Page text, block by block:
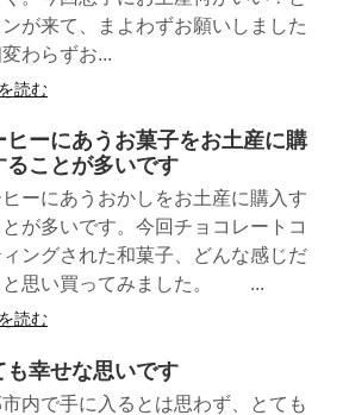
が来て、まよわずお願いしました
わらずお...
読む
ヒーにあうお菓子をお土産に購
ることが多いです
ヒーにあうおかしをお土産に購入す
とが多いです。今回チョコレートコ
ングされた和菓子、どんな感じだ
と思い買ってみました。 ...
読む
も幸せな思いです
内で手に入るとは思わず、とても